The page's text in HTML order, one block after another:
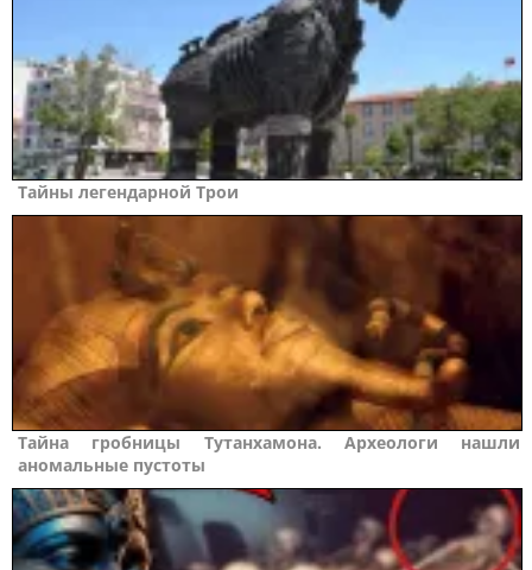
Тайны легендарной Трои
Тайна гробницы Тутанхамона. Археологи нашли
аномальные пустоты